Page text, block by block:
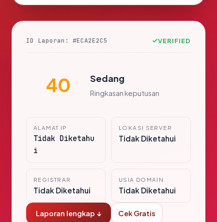
ID Laporan: #ECA2E2C5 VERIFIED
40 Sedang
Ringkasan keputusan
ALAMAT IP
Tidak Diketahu
i
LOKASI SERVER
Tidak Diketahui
REGISTRAR
Tidak Diketahui
USIA DOMAIN
Tidak Diketahui
Laporan lengkap ↓ Cek Gratis